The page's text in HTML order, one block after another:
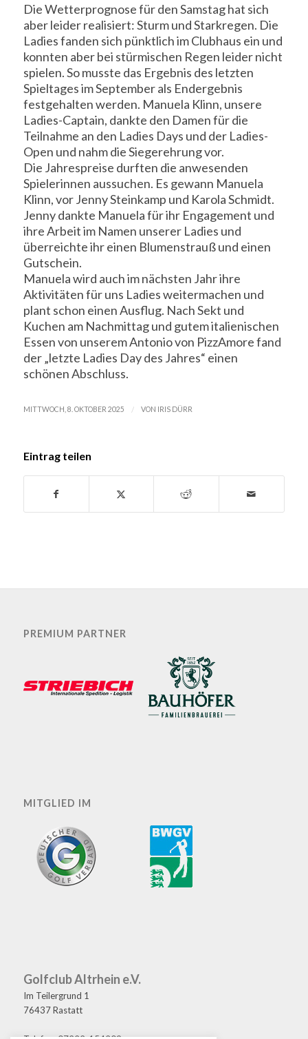
Die Wetterprognose für den Samstag hat sich
aber leider realisiert: Sturm und Starkregen. Die
Ladies fanden sich pünktlich im Clubhaus ein und
konnten aber bei stürmischen Regen leider nicht
spielen. So musste das Ergebnis des letzten
Spieltages im September als Endergebnis
festgehalten werden. Manuela Klinn, unsere
Ladies-Captain, dankte den Damen für die
Teilnahme an den Ladies Days und der Ladies-
Open und nahm die Siegerehrung vor.
Die Jahrespreise durften die anwesenden
Spielerinnen aussuchen. Es gewann Manuela
Klinn, vor Jenny Steinkamp und Karola Schmidt.
Jenny dankte Manuela für ihr Engagement und
ihre Arbeit im Namen unserer Ladies und
überreichte ihr einen Blumenstrauß und einen
Gutschein.
Manuela wird auch im nächsten Jahr ihre
Aktivitäten für uns Ladies weitermachen und
plant schon einen Ausflug. Nach Sekt und
Kuchen am Nachmittag und gutem italienischen
Essen von unserem Antonio von PizzAmore fand
der „letzte Ladies Day des Jahres“ einen
schönen Abschluss.
MITTWOCH, 8. OKTOBER 2025 / VON IRIS DÜRR
Eintrag teilen
PREMIUM PARTNER
MITGLIED IM
Golfclub Altrhein e.V.
Im Teilergrund 1
76437 Rastatt